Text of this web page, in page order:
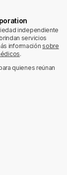
independiente
servicios
información sobre
.
quienes reúnan